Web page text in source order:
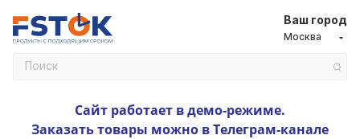
Ваш город
Москва
Сайт работает в демо-режиме.
Заказать товары можно в Телеграм-канале